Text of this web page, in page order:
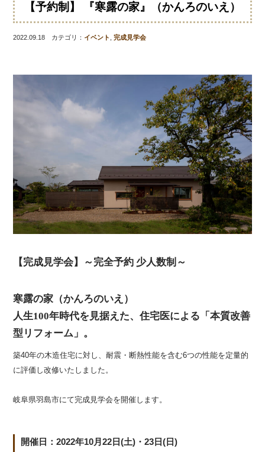
【予約制】 『寒露の家』（かんろのいえ）
2022.09.18 カテゴリ：イベント ,完成見学会
【完成見学会】～完全予約 少人数制～
寒露の家（かんろのいえ）
人生100年時代を見据えた、住宅医による「本質改善
型リフォーム」。
築40年の木造住宅に対し、耐震・断熱性能を含む6つの性能を定量的
に評価し改修いたしました。
岐阜県羽島市にて完成見学会を開催します。
開催日：2022年10月22日(土)・23日(日)